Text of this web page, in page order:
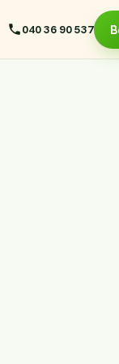
040 36 90 537